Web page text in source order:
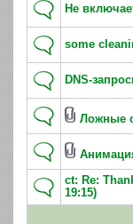
Не
some
DNS-
Ложные
ct: Re:
19:15)